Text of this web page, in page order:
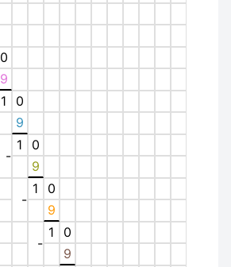
0
9
1
0
9
-
1
0
9
-
1
0
9
-
1
0
9